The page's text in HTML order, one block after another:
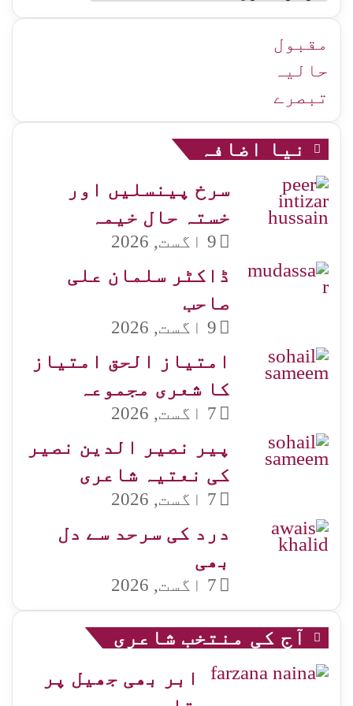
اردو
زمرہ
جات
مقبول
حالیہ
تبصرے
نیا اضافہ
سرخ پینسلیں اور
خستہ حال خیمہ
9 اگست, 2026
ڈاکٹر سلمان علی
صاحب
9 اگست, 2026
امتیاز الحق امتیاز
کا شعری مجموعہ
7 اگست, 2026
پیر نصیر الدین نصیر
کی نعتیہ شاعری
7 اگست, 2026
درد کی سرحد سے دل
بھی
7 اگست, 2026
آج کی منتخب شاعری
ابر بھی جھیل پر